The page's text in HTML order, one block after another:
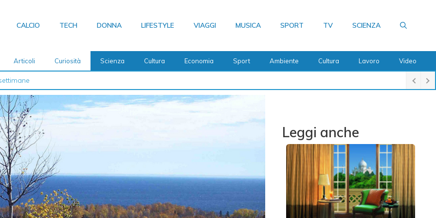
CALCIO TECH DONNA LIFESTYLE VIAGGI MUSICA SPORT TV SCIENZA
Articoli Curiosità Scienza Cultura Economia Sport Ambiente Cultura Lavoro Video
Leggi anche